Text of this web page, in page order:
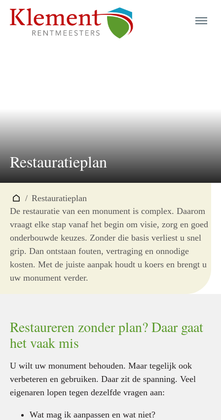
Restauratieplan
/ Restauratieplan
De restauratie van een monument is complex. Daarom
vraagt elke stap vanaf het begin om visie, zorg en goed
onderbouwde keuzes. Zonder die basis verliest u snel
grip. Dan ontstaan fouten, vertraging en onnodige
kosten. Met de juiste aanpak houdt u koers en brengt u
uw monument verder.
Restaureren zonder plan? Daar gaat
het vaak mis
U wilt uw monument behouden. Maar tegelijk ook
verbeteren en gebruiken. Daar zit de spanning. Veel
eigenaren lopen tegen dezelfde vragen aan:
Wat mag ik aanpassen en wat niet?